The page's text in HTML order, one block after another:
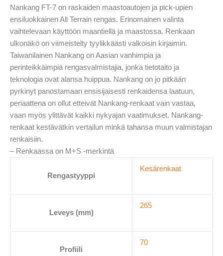
16
määrä
Nankang FT-7 on raskaiden maastoautojen ja pick-upien
ensiluokkainen All Terrain rengas. Erinomainen valinta
vaihtelevaan käyttöön maantiellä ja maastossa. Renkaan
ulkonäkö on viimeistelty tyylikkäästi valkoisin kirjaimin.
Taiwanilainen Nankang on Aasian vanhimpia ja
perinteikkäimpiä rengasvalmistajia, jonka tietotaito ja
teknologia ovat alansa huippua. Nankang on jo pitkään
pyrkinyt panostamaan ensisijaisesti renkaidensa laatuun,
periaattena on ollut etteivät Nankang-renkaat vain vastaa,
vaan myös ylittävät kaikki nykyajan vaatimukset. Nankang-
renkaat kestävätkin vertailun minkä tahansa muun valmistajan
renkaisiin.
– Renkaassa on M+S -merkintä
Rengastyyppi
Kesärenkaat
Leveys (mm)
265
Profiili
70